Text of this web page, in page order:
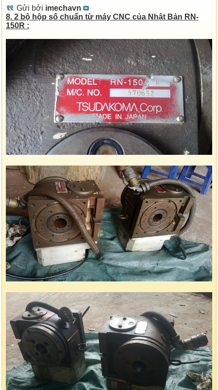
Gửi bởi imechavn
8. 2 bộ hộp số chuẩn từ máy CNC của Nhật Bản RN-
150R :